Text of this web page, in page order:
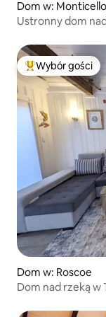
Dom w: Monticello
Ustronny dom
Wybór gości
Dom w: Roscoe
Dom nad rzeką w